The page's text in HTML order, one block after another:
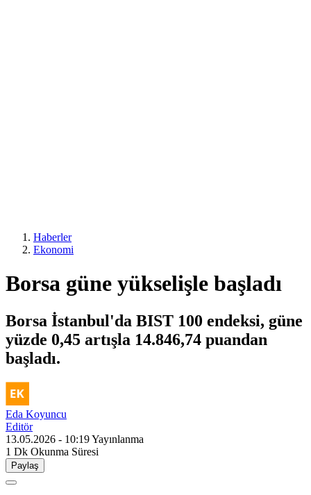
Haberler
Ekonomi
Borsa güne yükselişle başladı
Borsa İstanbul'da BIST 100 endeksi, güne
yüzde 0,45 artışla 14.846,74 puandan
başladı.
Eda Koyuncu
Editör
13.05.2026 - 10:19Yayınlanma
1 Dk Okunma Süresi
Paylaş